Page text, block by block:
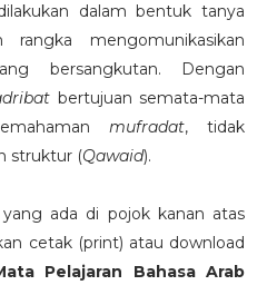
dalam bentuk tanya
rangka mengomunikasikan
bersangkutan. Dengan
bertujuan semata-mata
mufradat, tidak
struktur (Qawaid).
ada di pojok kanan atas
cetak (print) atau download
Pelajaran Bahasa Arab